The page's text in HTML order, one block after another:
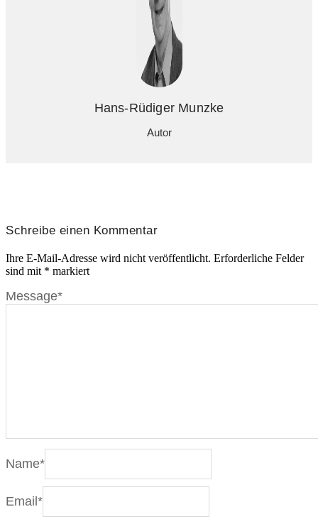
Hans-Rüdiger Munzke
Autor
Schreibe einen Kommentar
Ihre E-Mail-Adresse wird nicht veröffentlicht. Erforderliche Felder
sind mit * markiert
Message*
Name*
Email *